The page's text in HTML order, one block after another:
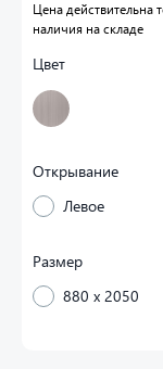
Цвет
Открывание
Левое
Размер
880 x 2050
Цена действительна
наличия на складе